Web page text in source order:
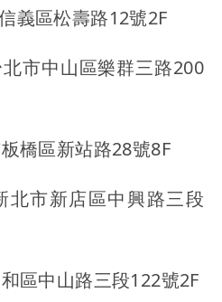
義區松壽路12號2F
市中山區樂群三路200
橋區新站路28號8F
北市新店區中興路三段
區中山路三段122號2F